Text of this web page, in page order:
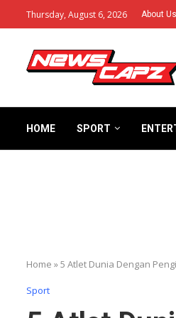
Thursday, August 6, 2026 About Us
HOME SPORT
Home »5 Atlet Dunia Dengan
Sport